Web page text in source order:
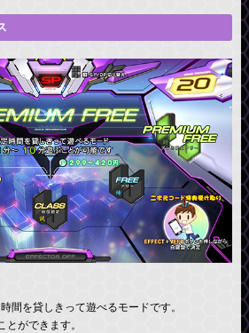
間を貸しきって遊べるモードです。
ができます。